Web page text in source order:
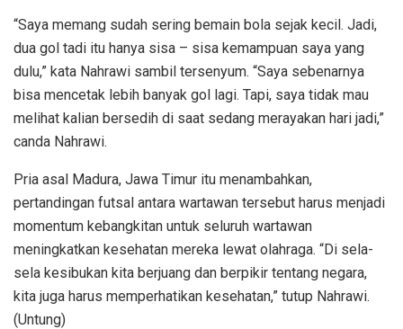
“Saya memang sudah sering bemain bola sejak kecil. Jadi,
dua gol tadi itu hanya sisa – sisa kemampuan saya yang
dulu,” kata Nahrawi sambil tersenyum. “Saya sebenarnya
bisa mencetak lebih banyak gol lagi. Tapi, saya tidak mau
melihat kalian bersedih di saat sedang merayakan hari jadi,”
canda Nahrawi.
Pria asal Madura, Jawa Timur itu menambahkan,
pertandingan futsal antara wartawan tersebut harus menjadi
momentum kebangkitan untuk seluruh wartawan
meningkatkan kesehatan mereka lewat olahraga. “Di sela-
sela kesibukan kita berjuang dan berpikir tentang negara,
kita juga harus memperhatikan kesehatan,” tutup Nahrawi.
(Untung)